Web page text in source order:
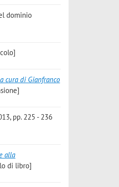
dominio
cura di Gianfranco
pp. 225 - 236
alla
di libro]